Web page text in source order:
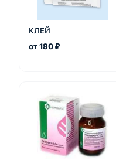
КЛЕЙ
от 180 ₽